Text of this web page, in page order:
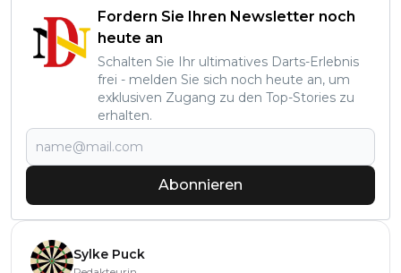
Fordern Sie Ihren Newsletter noch
heute an
Schalten Sie Ihr ultimatives Darts-Erlebnis
frei - melden Sie sich noch heute an, um
exklusiven Zugang zu den Top-Stories zu
erhalten.
Abonnieren
Sylke Puck